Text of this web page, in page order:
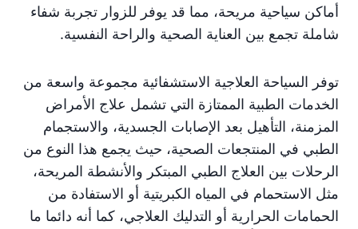
أماكن سياحية مريحة، مما قد يوفر للزوار تجربة شفاء
شاملة تجمع بين العناية الصحية والراحة النفسية.
توفر السياحة العلاجية الاستشفائية مجموعة واسعة من
الخدمات الطبية الممتازة التي تشمل علاج الأمراض
المزمنة، التأهيل بعد الإصابات الجسدية، والاستجمام
الطبي في المنتجعات الصحية، حيث يجمع هذا النوع من
الرحلات بين العلاج الطبي المبتكر والأنشطة المريحة،
مثل الاستحمام في المياه الكبريتية أو الاستفادة من
الحمامات الحرارية أو التدليك العلاجي، كما أنه دائما ما